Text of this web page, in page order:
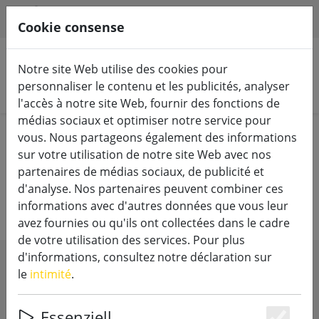
Rechercher des produits
Home Bougies LED L'or et l'argent
Luminara LED bougies en cire
véritable or et argent
Cookie consense
Notre site Web utilise des cookies pour
personnaliser le contenu et les publicités, analyser
l'accès à notre site Web, fournir des fonctions de
médias sociaux et optimiser notre service pour
vous. Nous partageons également des informations
sur votre utilisation de notre site Web avec nos
partenaires de médias sociaux, de publicité et
d'analyse. Nos partenaires peuvent combiner ces
informations avec d'autres données que vous leur
avez fournies ou qu'ils ont collectées dans le cadre
de votre utilisation des services. Pour plus
d'informations, consultez notre déclaration sur
le intimité.